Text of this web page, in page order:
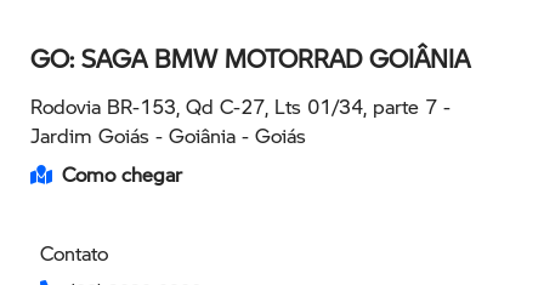
Rodovia BR-153, Qd C-27, Lts 01/34, parte 7 -
Jardim Goiás - Goiânia - Goiás
Como chegar
(62) 3030-0906